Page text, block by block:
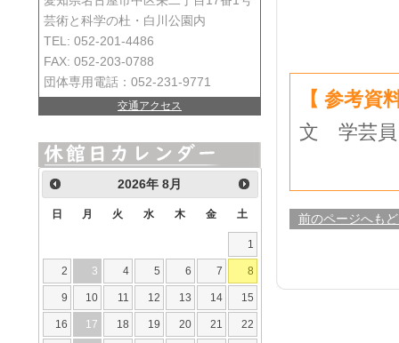
【 参考資
文 学芸
前のページへも
芸術と科学の杜・白川公園内
TEL: 052-201-4486
FAX: 052-203-0788
団体専用電話：052-231-9771
交通アクセス
2026年8月
日 月 火 水 木 金 土
1
2 3 4 5 6 7 8
9 10 11 12 13 14 15
16 17 18 19 20 21 22